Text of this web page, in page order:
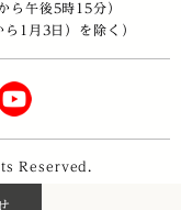
ら午後5時15分）
1月3日）を除く）
Reserved.